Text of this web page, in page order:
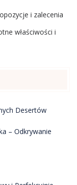
i zalecenia
właściwości i
Desertów
– Odkrywanie